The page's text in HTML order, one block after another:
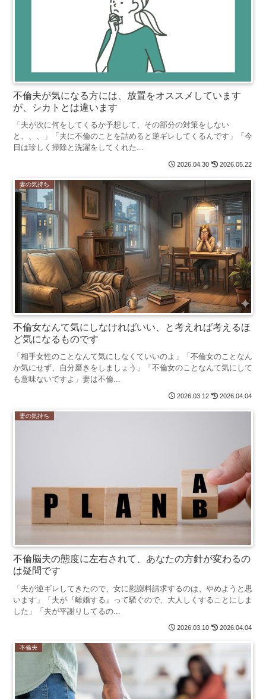
不倫夫が気になる方には、放置をオススメしています
が、シカトとは違います
「夫が次に何をしてくるか予想して、その部分の対策をしない
と、、、」「夫に不倫のことを詰めると逆ギレしてくるんです」「今
日は珍しく掃除と洗濯をしてくれた...
2026.04.30 2026.05.22
妻の気持ち
不倫女なんて気にしなければいい、と考えれば考えるほ
ど気になるものです
「相手女性のことなんて気にしなくていいのよ」「不倫女のことなん
か気にせず、自分磨きをしましょう」「不倫女のことなんて気にして
も意味ないですよ」妻は不倫...
2026.03.12 2026.04.04
妻の気持ち
不倫脳夫の態度に左右されて、あなたの方針が変わるの
は疑問です
「夫が逆ギレしてきたので、女に慰謝料請求するのは、やめようと思
います」「夫が『離婚する』って騒ぐので、大人しくすることにしま
した」「夫が平謝りしてるの...
2026.03.10 2026.04.04
不倫夫